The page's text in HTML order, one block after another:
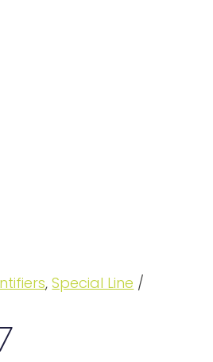
,Special Line